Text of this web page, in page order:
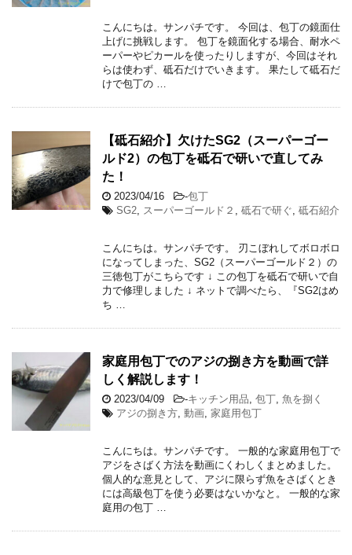
こんにちは。サンパチです。 今回は、包丁の鏡面仕
上げに挑戦します。 包丁を鏡面化する場合、耐水ペ
ーパーやピカールを使ったりしますが、今回はそれ
らは使わず、砥石だけでいきます。 果たして砥石だ
けで包丁の …
【砥石紹介】欠けたSG2（スーパーゴー
ルド2）の包丁を砥石で研いで直してみ
た！
2023/04/16 -包丁
SG2, スーパーゴールド２ , 砥石で研ぐ, 砥石紹介
こんにちは。サンパチです。 刃こぼれしてボロボロ
になってしまった、SG2（スーパーゴールド２）の
三徳包丁がこちらです ↓ この包丁を砥石で研いで自
力で修理しました ↓ ネットで調べたら、『SG2はめ
ち …
家庭用包丁でのアジの捌き方を動画で詳
しく解説します！
2023/04/09 -キッチン用品, 包丁, 魚を捌く
アジの捌き方, 動画, 家庭用包丁
こんにちは。サンパチです。 一般的な家庭用包丁で
アジをさばく方法を動画にくわしくまとめました。
個人的な意見として、アジに限らず魚をさばくとき
には高級包丁を使う必要はないかなと。 一般的な家
庭用の包丁 …